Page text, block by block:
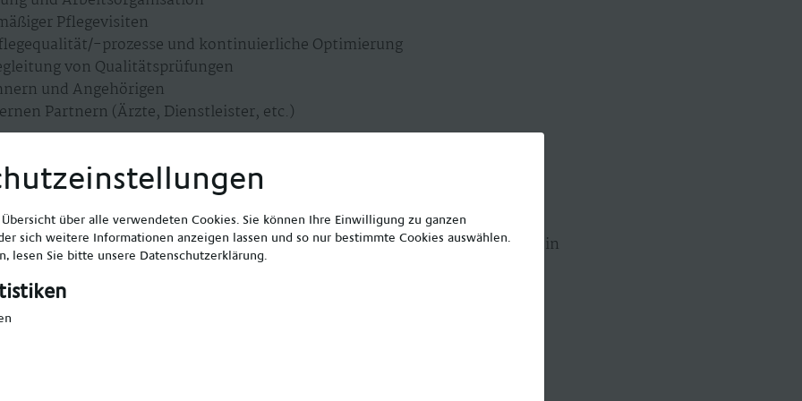
Pflegevisiten
prozesse und kontinuierliche Optimierung
von Qualitätsprüfungen
und Angehörigen
Partnern (Ärzte, Dienstleister, etc.)
(Alten- oder Krankenpflege)
nach §71 SGB XI durch entsprechende Weiterbildung oder ein
(bspw. Pflegemanagement)
über alle verwendeten Cookies. Sie können Ihre Einwilligung zu ganzen
sich weitere Informationen anzeigen lassen und so nur bestimmte Cookies auswählen.
lesen Sie bitte unsere Datenschutzerklärung.